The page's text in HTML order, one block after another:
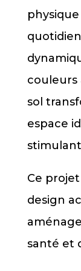
couleurs
sol
espace
Ce
design
santé et